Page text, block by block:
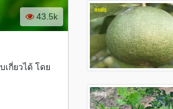
43.5k
กี่ยวได้ โดย